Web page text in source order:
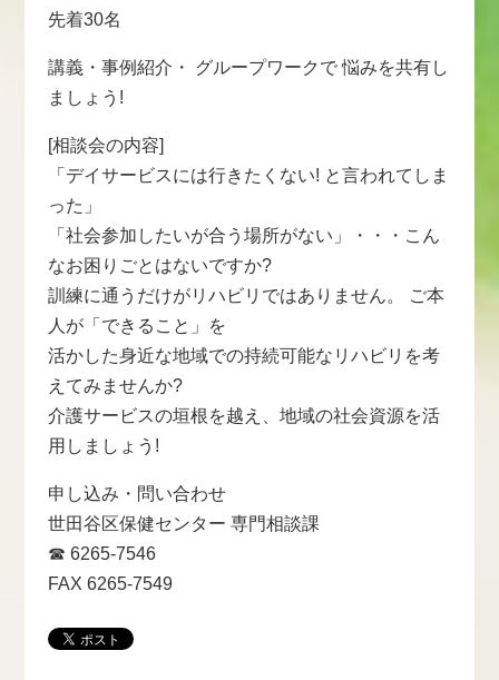
先着30名
講義・事例紹介・ グループワークで 悩みを共有し
ましょう!
[相談会の内容]
「デイサービスには行きたくない! と言われてしま
った」
「社会参加したいが合う場所がない」・・・こん
なお困りごとはないですか?
訓練に通うだけがリハビリではありません。 ご本
人が「できること」を
活かした身近な地域での持続可能なリハビリを考
えてみませんか?
介護サービスの垣根を越え、地域の社会資源を活
用しましょう!
申し込み・問い合わせ
世田谷区保健センター 専門相談課
☎ 6265-7546
FAX 6265-7549